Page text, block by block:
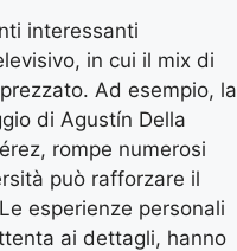
interessanti
in cui il mix di
Ad esempio, la
di Agustín Della
rompe numerosi
può rafforzare il
esperienze personali
ai dettagli, hanno